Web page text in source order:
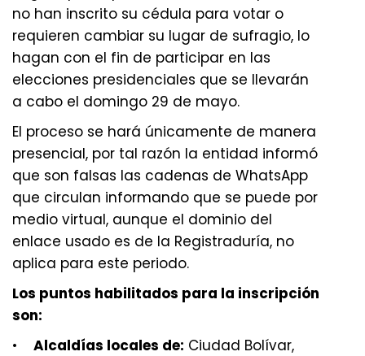
no han inscrito su cédula para votar o
requieren cambiar su lugar de sufragio, lo
hagan con el fin de participar en las
elecciones presidenciales que se llevarán
a cabo el domingo 29 de mayo.
El proceso se hará únicamente de manera
presencial, por tal razón la entidad informó
que son falsas las cadenas de WhatsApp
que circulan informando que se puede por
medio virtual, aunque el dominio del
enlace usado es de la Registraduría, no
aplica para este periodo.
Los puntos habilitados para la inscripción
son:
• Alcaldías locales de: Ciudad Bolívar,